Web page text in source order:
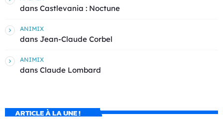
dans Castlevania : Noctune
ANIMIX
dans Jean-Claude Corbel
ANIMIX
dans Claude Lombard
ARTICLE À LA UNE !